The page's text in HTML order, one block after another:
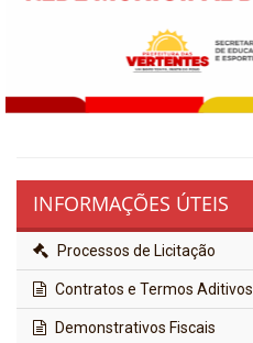
INFORMAÇÕES ÚTEIS
Processos de Licitação
Contratos e Termos Aditivos
Demonstrativos Fiscais